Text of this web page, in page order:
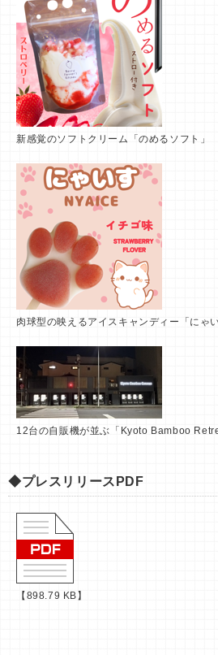
新感覚のソフトクリーム「のめるソフト」
肉球型の映えるアイスキャンディー「にゃい
12台の自販機が並ぶ「Kyoto Bamboo
◆プレスリリースPDF
【898.79 KB】